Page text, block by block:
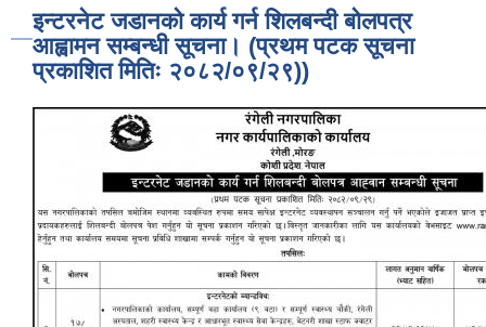
इन्टरनेट जडानको कार्य गर्न शिलबन्दी बोलपत्र
आह्वामन सम्बन्धी सूचना। (प्रथम पटक सूचना
प्रकाशित मितिः २०८२/०९/२९))